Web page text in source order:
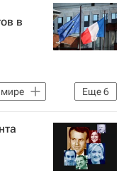
России
в
Еще6